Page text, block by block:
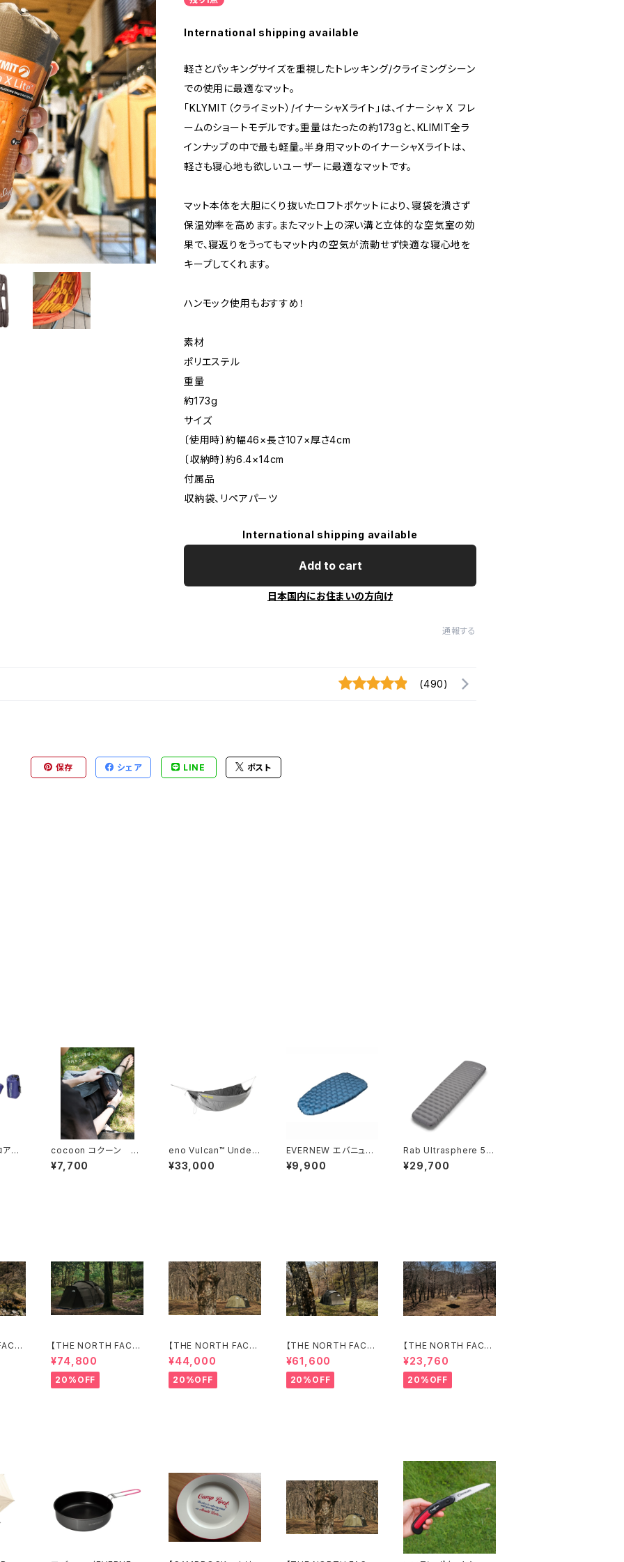
International shipping available
軽さとパッキングサイズを重視したトレッキング/クライミングシーン
での使用に最適なマット。
「KLYMIT（クライミット）/イナーシャXライト」は、イナーシャ X フレ
ームのショートモデルです。重量はたったの約173gと、KLIMIT全ラ
インナップの中で最も軽量。半身用マットのイナーシャXライトは、
軽さも寝心地も欲しいユーザーに最適なマットです。
マット本体を大胆にくり抜いたロフトポケットにより、寝袋を潰さず
保温効率を高めます。またマット上の深い溝と立体的な空気室の効
果で、寝返りをうってもマット内の空気が流動せず快適な寝心地を
キープしてくれます。
ハンモック使用もおすすめ！
素材
ポリエステル
重量
約173g
サイズ
〔使用時〕約幅46×長さ107×厚さ4cm
〔収納時〕約6.4×14cm
付属品
収納袋、リペアパーツ
International shipping available
Add to cart
日本国内にお住まいの方向け
通報する
(490)
保存 シェア LINE ポスト
ピ
cocoon コクーン Tr
avel Blanket トラベル
ブランケット
¥7,700
eno Vulcan™ Under
Quilt
¥33,000
EVERNEW エバニュ
ー CORE REST zzz
R5D92W59
¥9,900
Rab Ultrasphere 5
Wide
¥29,700
】
【THE NORTH FACE】
Lander 6
¥74,800
20%OFF
【THE NORTH FACE】
Lander 2
¥44,000
20%OFF
【THE NORTH FACE】
Lander 4
¥61,600
20%OFF
【THE NORTH FACE】
Nebula Tarp 2
¥23,760
20%OFF